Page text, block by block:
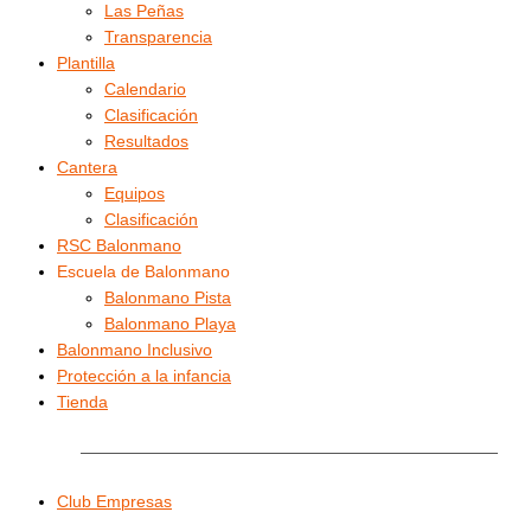
Las Peñas
Transparencia
Plantilla
Calendario
Clasificación
Resultados
Cantera
Equipos
Clasificación
RSC Balonmano
Escuela de Balonmano
Balonmano Pista
Balonmano Playa
Balonmano Inclusivo
Protección a la infancia
Tienda
Club Empresas